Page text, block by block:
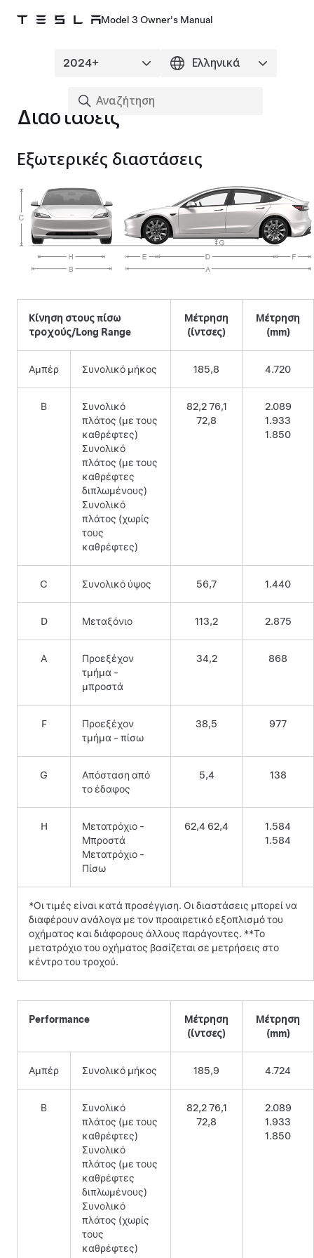
Model 3 Owner's Manual
Διαστάσεις
Εξωτερικές διαστάσεις
Κίνηση στους πίσω
τροχούς/Long Range
Μέτρηση
(ίντσες)
Μέτρηση
(mm)
Αμπέρ Συνολικό μήκος 185,8 4.720
Β
Συνολικό
πλάτος (με τους
καθρέφτες)
Συνολικό
πλάτος (με τους
καθρέφτες
διπλωμένους)
Συνολικό
πλάτος (χωρίς
τους
καθρέφτες)
82,2 76,1
72,8
2.089
1.933
1.850
C Συνολικό ύψος 56,7 1.440
D Μεταξόνιο 113,2 2.875
Α
Προεξέχον
τμήμα -
μπροστά
34,2 868
F
Προεξέχον
τμήμα - πίσω
38,5 977
G
Απόσταση από
το έδαφος
5,4 138
H
Μετατρόχιο -
Μπροστά
Μετατρόχιο -
Πίσω
62,4 62,4
1.584
1.584
*Οι τιμές είναι κατά προσέγγιση. Οι διαστάσεις μπορεί να
διαφέρουν ανάλογα με τον προαιρετικό εξοπλισμό του
οχήματος και διάφορους άλλους παράγοντες. **Το
μετατρόχιο του οχήματος βασίζεται σε μετρήσεις στο
κέντρο του τροχού.
Performance
Μέτρηση
(ίντσες)
Μέτρηση
(mm)
Αμπέρ Συνολικό μήκος 185,9 4.724
Β
Συνολικό
πλάτος (με τους
καθρέφτες)
Συνολικό
πλάτος (με τους
καθρέφτες
διπλωμένους)
Συνολικό
πλάτος (χωρίς
τους
καθρέφτες)
82,2 76,1
72,8
2.089
1.933
1.850